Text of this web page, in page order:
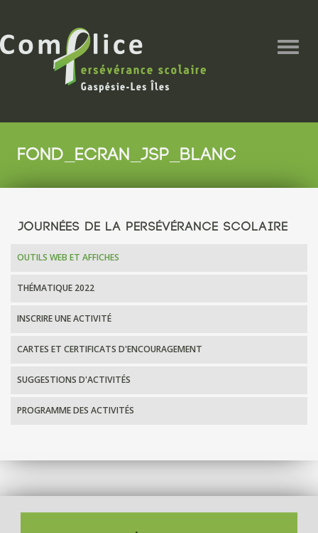
FOND_ECRAN_JSP_BLANC
JOURNÉES DE LA PERSÉVÉRANCE SCOLAIRE
OUTILS WEB ET AFFICHES
THÉMATIQUE 2022
INSCRIRE UNE ACTIVITÉ
CARTES ET CERTIFICATS D'ENCOURAGEMENT
SUGGESTIONS D'ACTIVITÉS
PROGRAMME DES ACTIVITÉS